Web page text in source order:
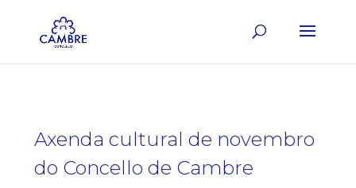
Axenda cultural de novembro
do Concello de Cambre